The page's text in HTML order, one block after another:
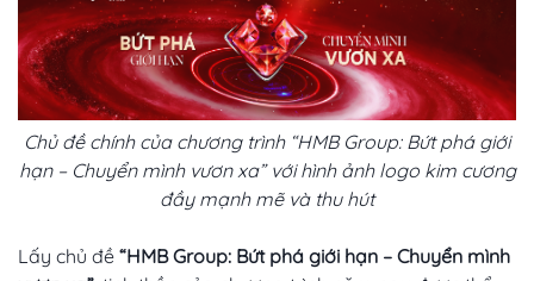
Chủ đề chính của chương trình “HMB Group: Bứt phá giới
hạn – Chuyển mình vươn xa” với hình ảnh logo kim cương
đầy mạnh mẽ và thu hút
Lấy chủ đề “HMB Group: Bứt phá giới hạn – Chuyển mình